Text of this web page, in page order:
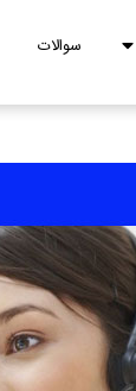
سوالات